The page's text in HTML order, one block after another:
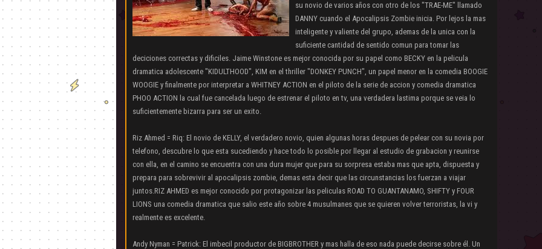
su novio de varios años con otro de los "TRAE-ME" llamado
DANNY cuando el Apocalipsis Zombie inicia. Por lejos la mas
inteligente y valiente del grupo, ademas de la unica con la
suficiente cantidad de sentido comun para tomar las
deciciones correctas y dificiles. Jaime Winstone es mejor conocida por su papel como BECKY en la pelicula
dramatica adolescente "KIDULTHOOD", KIM en el thriller "DONKEY PUNCH", un papel menor en la comedia BOOGIE
WOOGIE y finalmente por interpretar a WHITNEY ACTION en el piloto de la serie de accion y comedia dramatica
PHOO ACTION la cual fue cancelada luego de estrenar el piloto en tv, una verdadera lastima porque se veia lo
suficientemente bizarra para ser un exito.
Riz Ahmed = Riq: El novio de KELLY, el verdadero novio, quien algunas horas despues de pelear con su novia por
telefono, descubre lo que esta sucediendo y hace todo lo posible por llegar al estudio de grabacion y reunirse
con ella, en el camino se encuentra con una dura mujer que para su sorpresa estaba mas que apta, dispuesta y
prepara para sobrevivir al apocalipsis zombie, demas esta decir que las circunstancias los fuerzan a viajar
juntos.RIZ AHMED es mejor conocido por protagonizar las peliculas ROAD TO GUANTANAMO, SHIFTY y FOUR
LIONS una comedia dramatica que salio este año sobre 4 musulmanes que se quieren volver terroristas, la vi y
realmente es excelente.
Andy Nyman = Patrick: El imbecil productor de BIGBROTHER y mas halla de eso nada puede decirse sobre él. Un